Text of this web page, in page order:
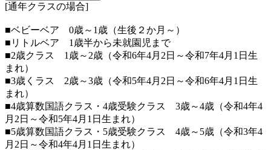
[通年クラスの場合]
■ベビーベア 0歳～1歳（生後２か月～）
■リトルベア 1歳半から未就園児まで
■2歳クラス 1歳～2歳（令和6年4月2日～令和7年4月1日生
まれ）
■3歳くラス 2歳～3歳（令和5年4月2日～令和6年4月1日生
まれ）
■4歳算数国語クラス・4歳受験クラス 3歳～4歳（令和4年4
月2日～令和5年4月1日生まれ）
■5歳算数国語クラス・5歳受験クラス 4歳～5歳（令和3年4
月2日～令和4年4月1日生まれ）